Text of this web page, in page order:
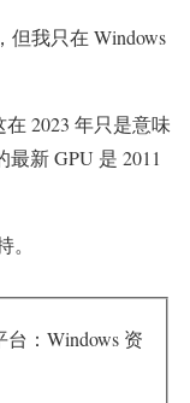
但我只在 Windows
2023 年只是意味
新 GPU 是 2011
台：Windows 资